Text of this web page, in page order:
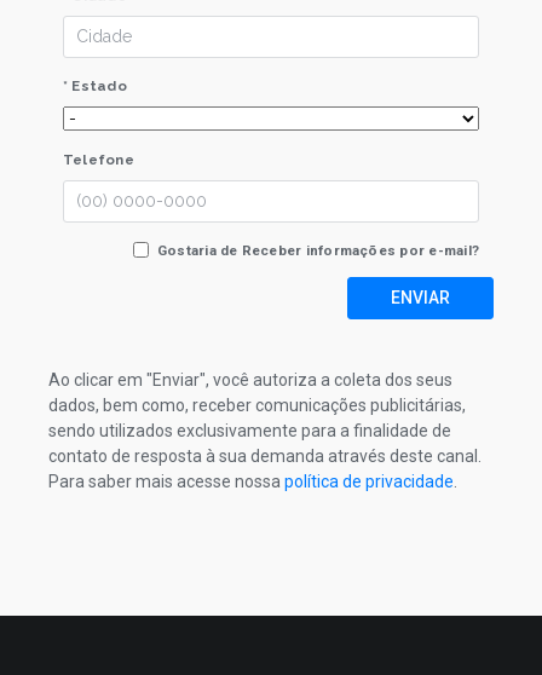
* Estado
Telefone
Gostaria de Receber informações por e-mail?
ENVIAR
Ao clicar em "Enviar", você autoriza a coleta dos seus
dados, bem como, receber comunicações publicitárias,
sendo utilizados exclusivamente para a finalidade de
contato de resposta à sua demanda através deste canal.
Para saber mais acesse nossa política de privacidade